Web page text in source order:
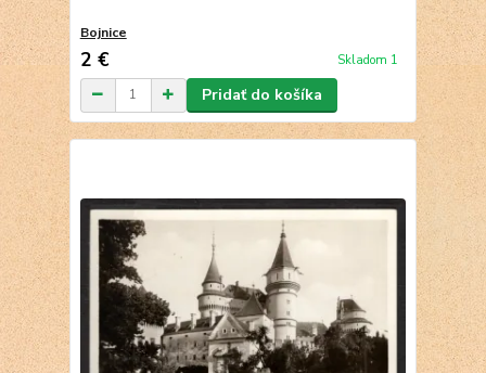
Bojnice
2 € Skladom 1
Pridať do košíka